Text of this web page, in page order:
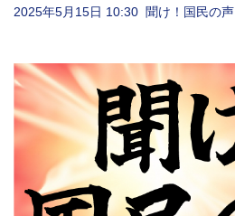
2025年5月15日 10:30 聞け！国民の声